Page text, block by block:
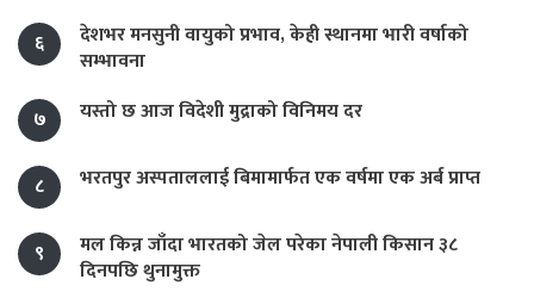
६
देशभर मनसुनी वायुको प्रभाव, केही स्थानमा भारी वर्षाको
सम्भावना
७
यस्तो छ आज विदेशी मुद्राको विनिमय दर
८ भरतपुर अस्पताललाई बिमामार्फत एक वर्षमा एक अर्ब प्राप्त
९
मल किन्न जाँदा भारतको जेल परेका नेपाली किसान ३८
दिनपछि थुनामुक्त